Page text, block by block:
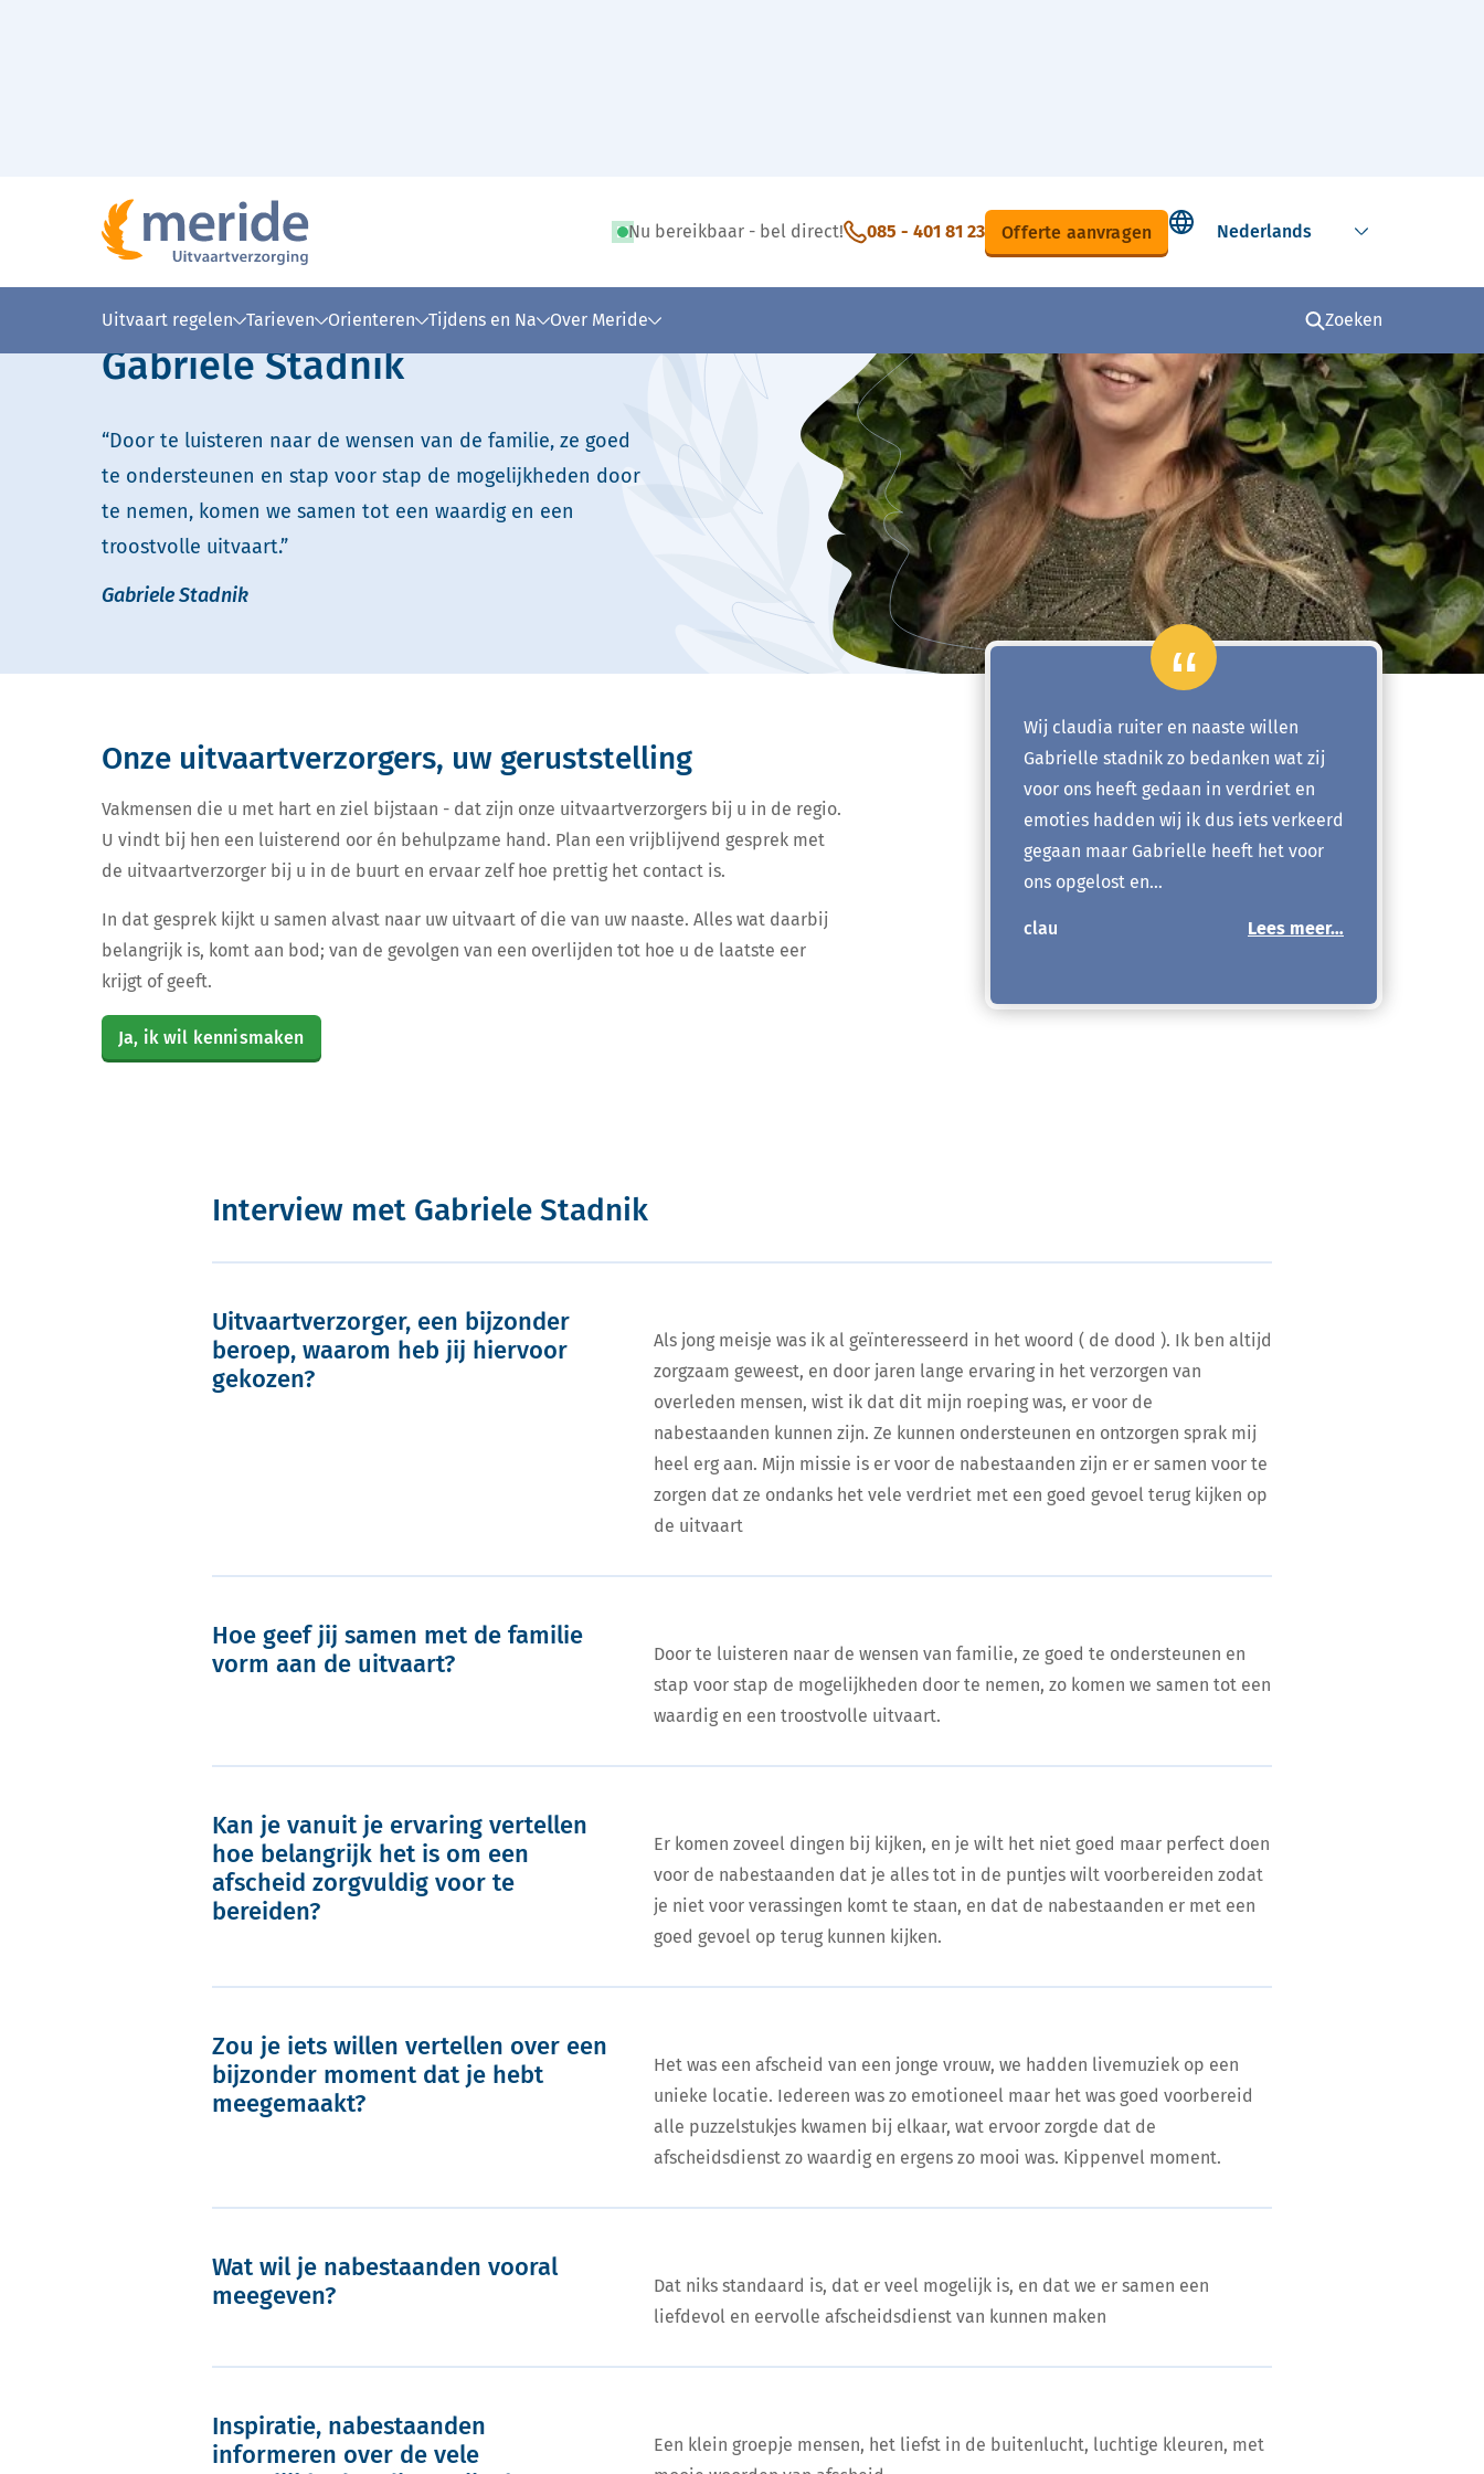
Nu bereikbaar - bel direct! 085 - 401 81 23 Offerte aanvragen
Select language
Uitvaart regelen Tarieven Orienteren Tijdens en Na Over Meride Zoeken
Home
>
Over Meride
>
Onze uitvaartverzorgers
Gabriele Stadnik
Lees voor Uitleg woorden Simpele tekst
Gabriele Stadnik
“Door te luisteren naar de wensen van de familie, ze goed
te ondersteunen en stap voor stap de mogelijkheden door
te nemen, komen we samen tot een waardig en een
troostvolle uitvaart.”
Gabriele Stadnik
Wij claudia ruiter en naaste willen
Gabrielle stadnik zo bedanken wat zij
voor ons heeft gedaan in verdriet en
emoties hadden wij ik dus iets verkeerd
gegaan maar Gabrielle heeft het voor
ons opgelost en…
clau Lees meer…
Onze uitvaartverzorgers, uw geruststelling
Vakmensen die u met hart en ziel bijstaan - dat zijn onze uitvaartverzorgers bij u in de regio.
U vindt bij hen een luisterend oor én behulpzame hand. Plan een vrijblijvend gesprek met
de uitvaartverzorger bij u in de buurt en ervaar zelf hoe prettig het contact is.
In dat gesprek kijkt u samen alvast naar uw uitvaart of die van uw naaste. Alles wat daarbij
belangrijk is, komt aan bod; van de gevolgen van een overlijden tot hoe u de laatste eer
krijgt of geeft.
Ja, ik wil kennismaken
Interview met Gabriele Stadnik
Uitvaartverzorger, een bijzonder
beroep, waarom heb jij hiervoor
gekozen?
Als jong meisje was ik al geïnteresseerd in het woord ( de dood ). Ik ben altijd
zorgzaam geweest, en door jaren lange ervaring in het verzorgen van
overleden mensen, wist ik dat dit mijn roeping was, er voor de
nabestaanden kunnen zijn. Ze kunnen ondersteunen en ontzorgen sprak mij
heel erg aan. Mijn missie is er voor de nabestaanden zijn er er samen voor te
zorgen dat ze ondanks het vele verdriet met een goed gevoel terug kijken op
de uitvaart
Hoe geef jij samen met de familie
vorm aan de uitvaart?
Door te luisteren naar de wensen van familie, ze goed te ondersteunen en
stap voor stap de mogelijkheden door te nemen, zo komen we samen tot een
waardig en een troostvolle uitvaart.
Kan je vanuit je ervaring vertellen
hoe belangrijk het is om een
afscheid zorgvuldig voor te
bereiden?
Er komen zoveel dingen bij kijken, en je wilt het niet goed maar perfect doen
voor de nabestaanden dat je alles tot in de puntjes wilt voorbereiden zodat
je niet voor verassingen komt te staan, en dat de nabestaanden er met een
goed gevoel op terug kunnen kijken.
Zou je iets willen vertellen over een
bijzonder moment dat je hebt
meegemaakt?
Het was een afscheid van een jonge vrouw, we hadden livemuziek op een
unieke locatie. Iedereen was zo emotioneel maar het was goed voorbereid
alle puzzelstukjes kwamen bij elkaar, wat ervoor zorgde dat de
afscheidsdienst zo waardig en ergens zo mooi was. Kippenvel moment.
Wat wil je nabestaanden vooral
meegeven?
Dat niks standaard is, dat er veel mogelijk is, en dat we er samen een
liefdevol en eervolle afscheidsdienst van kunnen maken
Inspiratie, nabestaanden
informeren over de vele
Een klein groepje mensen, het liefst in de buitenlucht, luchtige kleuren, met